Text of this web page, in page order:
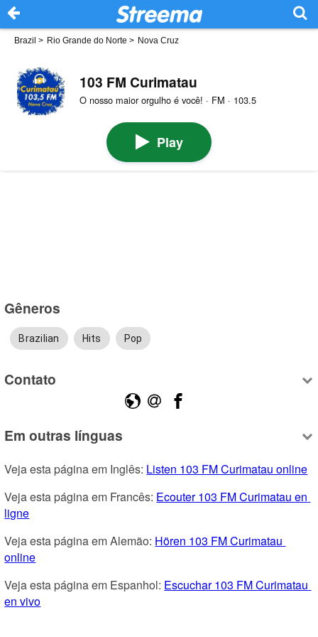
Brazil > Rio Grande do Norte > Nova Cruz
103 FM Curimatau
O nosso maior orgulho é você! · FM · 103.5
Play
Gêneros
Brazilian Hits Pop
Contato
Em outras línguas
Veja esta página em Inglês: Listen 103 FM Curimatau online
Veja esta página em Francês: Ecouter 103 FM Curimatau en
ligne
Veja esta página em Alemão: Hören 103 FM Curimatau
online
Veja esta página em Espanhol: Escuchar 103 FM Curimatau
en vivo